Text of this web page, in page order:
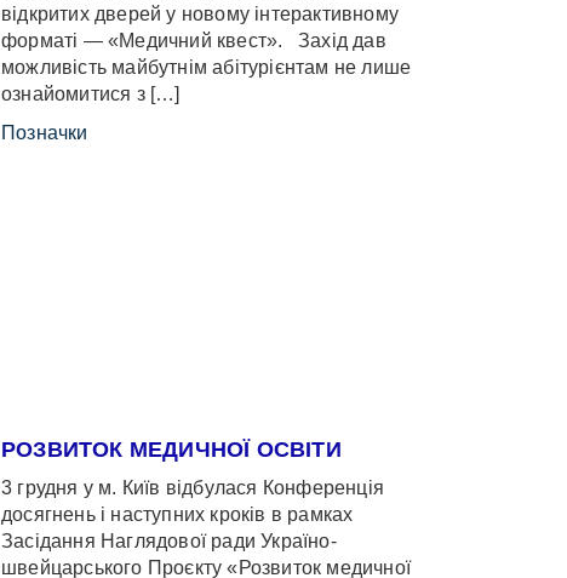
відкритих дверей у новому інтерактивному
форматі — «Медичний квест». Захід дав
можливість майбутнім абітурієнтам не лише
ознайомитися з […]
Позначки
РОЗВИТОК МЕДИЧНОЇ ОСВІТИ
3 грудня у м. Київ відбулася Конференція
досягнень і наступних кроків в рамках
Засідання Наглядової ради Україно-
швейцарського Проєкту «Розвиток медичної